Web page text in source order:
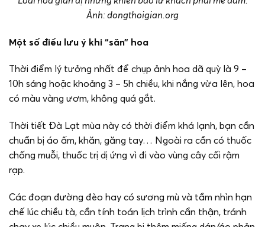
Ảnh: dongthoigian.org
Một số điều lưu ý khi “săn” hoa
Thời điểm lý tưởng nhất để chụp ảnh hoa dã quỳ là 9 –
10h sáng hoặc khoảng 3 – 5h chiều, khi nắng vừa lên, hoa
có màu vàng ươm, không quá gắt.
Thời tiết Đà Lạt mùa này có thời điểm khá lạnh, bạn cần
chuẩn bị áo ấm, khăn, găng tay… Ngoài ra cần có thuốc
chống muỗi, thuốc trị dị ứng vì đi vào vùng cây cối rậm
rạp.
Các đoạn đường đèo hay có sương mù và tầm nhìn hạn
chế lúc chiều tà, cần tính toán lịch trình cẩn thận, tránh